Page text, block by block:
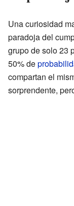
Una curiosidad
paradoja del
grupo de solo 23
50% de
compartan el
sorprendente,